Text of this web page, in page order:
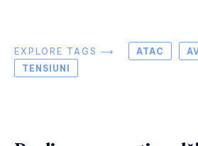
EXPLORE TAGS ⟶ ATAC
TENSIUNI